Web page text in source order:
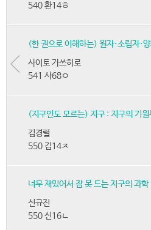
540 환14ㅎ
(한 권으로 이해하는) 원자·소립자·양
사이토 가쓰히로
541 사68ㅇ
(지구인도 모르는) 지구 : 지구의 기
김경렬
550 김14ㅈ
너무 재밌어서 잠 못 드는 지구의 과
신규진
550 신16ㄴ